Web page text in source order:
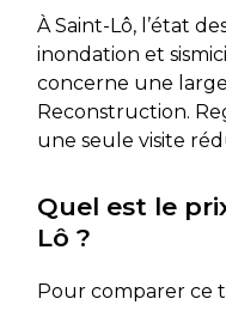
À Saint-Lô, l’état
inondation et
concerne une
Reconstruction.
une seule visite
Quel est le
Lô ?
Pour comparer ce